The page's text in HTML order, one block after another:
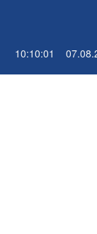
10:10:01